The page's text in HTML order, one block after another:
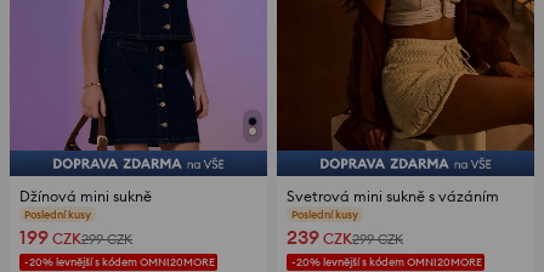
Džínová mini sukně
recenze (36)
199 CZK299 CZK
-20% levnější s kódem OMNI20MORE
Svetrová mini sukně s vázáním
recenze (9)
239 CZK299 CZK
-20% levnější s kódem OMNI20MORE